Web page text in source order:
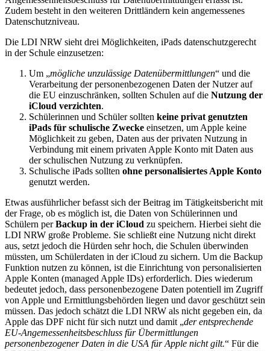
Zudem besteht in den weiteren Drittländern kein angemessenes
Datenschutzniveau.
Die LDI NRW sieht drei Möglichkeiten, iPads datenschutzgerecht
in der Schule einzusetzen:
Um „mögliche unzulässige Datenübermittlungen“ und die
Verarbeitung der personenbezogenen Daten der Nutzer auf
die EU einzuschränken, sollten Schulen auf die Nutzung der
iCloud verzichten.
Schülerinnen und Schüler sollten keine privat genutzten
iPads für schulische Zwecke einsetzen, um Apple keine
Möglichkeit zu geben, Daten aus der privaten Nutzung in
Verbindung mit einem privaten Apple Konto mit Daten aus
der schulischen Nutzung zu verknüpfen.
Schulische iPads sollten ohne personalisiertes Apple Konto
genutzt werden.
Etwas ausführlicher befasst sich der Beitrag im Tätigkeitsbericht mit
der Frage, ob es möglich ist, die Daten von Schülerinnen und
Schülern perBackup in der iCloud zu speichern. Hierbei sieht die
LDI NRW große Probleme. Sie schließt eine Nutzung nicht direkt
aus, setzt jedoch die Hürden sehr hoch, die Schulen überwinden
müssten, um Schülerdaten in der iCloud zu sichern. Um die Backup
Funktion nutzen zu können, ist die Einrichtung von personalisierten
Apple Konten (managed Apple IDs) erforderlich. Dies wiederum
bedeutet jedoch, dass personenbezogene Daten potentiell im Zugriff
von Apple und Ermittlungsbehörden liegen und davor geschützt sein
müssen. Das jedoch schätzt die LDI NRW als nicht gegeben ein, da
Apple das DPF nicht für sich nutzt und damit „der entsprechende
EU-Angemessenheitsbeschluss für Übermittlungen
personenbezogener Daten in die USA für Apple nicht gilt.“ Für die